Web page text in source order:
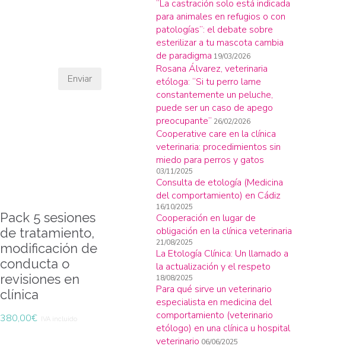
Pack 5 sesiones
de tratamiento,
modificación de
conducta o
revisiones en
clínica
380,00€ IVA incluido
“La castración solo está indicada
para animales en refugios o con
patologías”: el debate sobre
esterilizar a tu mascota cambia
de paradigma 19/03/2026
Rosana Álvarez, veterinaria
etóloga: “Si tu perro lame
constantemente un peluche,
puede ser un caso de apego
preocupante” 26/02/2026
Cooperative care en la clínica
veterinaria: procedimientos sin
miedo para perros y gatos
03/11/2025
Consulta de etología (Medicina
del comportamiento) en Cádiz
16/10/2025
Cooperación en lugar de
obligación en la clínica veterinaria
21/08/2025
La Etología Clínica: Un llamado a
la actualización y el respeto
18/08/2025
Para qué sirve un veterinario
especialista en medicina del
comportamiento (veterinario
etólogo) en una clínica u hospital
veterinario 06/06/2025